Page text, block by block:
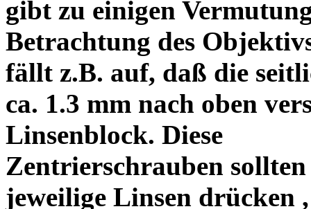
gibt zu einigen
Betrachtung des
fällt z.B. auf, daß die
ca. 1.3 mm nach oben
Linsenblock. Diese
Zentrierschrauben
jeweilige Linsen drücken